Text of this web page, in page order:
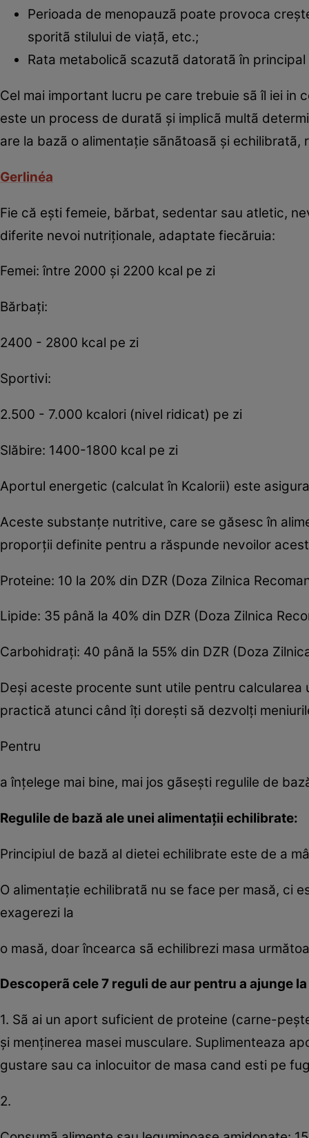
Perioada de menopauzã poate provoca
sporitã stilului de viaţã, etc.;
Rata metabolicã scazutã datoratã în
Cel mai important lucru pe care trebuie sã îl iei
este un process de duratã şi implicã multã
are la bazã o alimentaţie sãnãtoasã şi
Gerlinéa
Fie că eşti femeie, bărbat, sedentar sau atletic,
diferite nevoi nutriţionale, adaptate fiecăruia:
Femei: între 2000 şi 2200 kcal pe zi
Bărbaţi:
2400 - 2800 kcal pe zi
Sportivi:
2.500 - 7.000 kcalori (nivel ridicat) pe zi
Slăbire: 1400-1800 kcal pe zi
Aportul energetic (calculat în Kcalorii) este
Aceste substanţe nutritive, care se găsesc în
proporţii definite pentru a răspunde nevoilor
Proteine: 10 la 20% din DZR (Doza Zilnica
Lipide: 35 până la 40% din DZR (Doza Zilnica
Carbohidraţi: 40 până la 55% din DZR (Doza
Deşi aceste procente sunt utile pentru
practică atunci când îţi doreşti să dezvolţi
Pentru
a înţelege mai bine, mai jos gãseşti regulile de
Regulile de bază ale unei alimentaţii echilibrate:
Principiul de bază al dietei echilibrate este de a
O alimentaţie echilibratã nu se face per masă, ci
exagerezi la
o masă, doar încearca sã echilibrezi masa
Descoperã cele 7 reguli de aur pentru a ajunge
1. Sã ai un aport suficient de proteine ​​(carne-
şi menţinerea masei musculare. Suplimenteaza
gustare sau ca inlocuitor de masa cand esti pe
2.